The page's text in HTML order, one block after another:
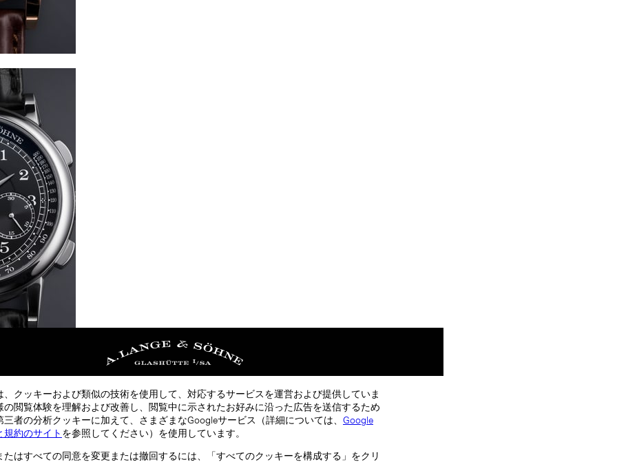
、クッキーおよび類似の技術を使用して、対応するサービスを運営および提供していま
の閲覧体験を理解および改善し、閲覧中に示されたお好みに沿った広告を送信するため
者の分析クッキーに加えて、さまざまなGoogleサービス（詳細については、 Google
規約のサイト を参照してください）を使用しています。
たはすべての同意を変更または撤回するには、「すべてのクッキーを構成する」をクリ